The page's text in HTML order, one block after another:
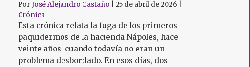
PorJosé Alejandro Castaño |25 de abril de 2026
Crónica
Esta crónica relata la fuga de los primeros
paquidermos de la hacienda Nápoles, hace
veinte años, cuando todavía no eran un
problema desbordado. En esos días, dos